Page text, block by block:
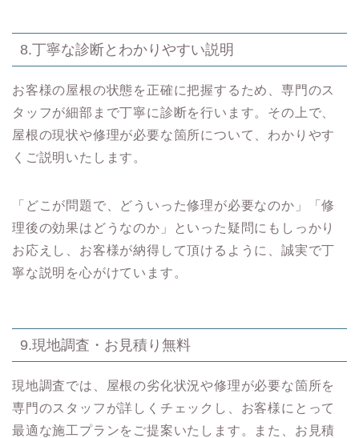
8.丁寧な診断とわかりやすい説明
お客様の屋根の状態を正確に把握するため、専門のス
タッフが細部まで丁寧に診断を行います。その上で、
屋根の現状や修理が必要な箇所について、わかりやす
くご説明いたします。
「どこが問題で、どういった修理が必要なのか」「修
理後の効果はどうなのか」といった疑問にもしっかり
お応えし、お客様が納得して頂けるように、誠実で丁
寧な説明を心がけています。
9.現地調査・お見積り無料
現地調査では、屋根の劣化状況や修理が必要な箇所を
専門のスタッフが詳しくチェックし、お客様にとって
最適な施工プランをご提案いたします。また、お見積